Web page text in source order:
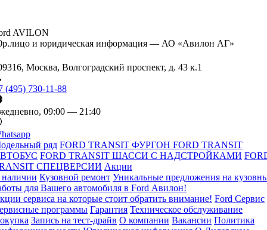
AVILON
и юридическая информация — АО «Авилон АГ»
Москва, Волгоградский проспект, д. 43 к.1
(495) 730-11-88
09:00 — 21:40
ряд FORD TRANSIT ФУРГОН FORD TRANSIT
FORD TRANSIT ШАССИ С НАДСТРОЙКАМИ
СПЕЦВЕРСИИ Акции
Кузовной ремонт Уникальные предложения на
для Вашего автомобиля в Ford Авилон!
сервиса на которые стоит обратить внимание! Ford Сервис
программы Гарантия Техническое обслуживание
Запись на тест-драйв О компании Вакансии Политика